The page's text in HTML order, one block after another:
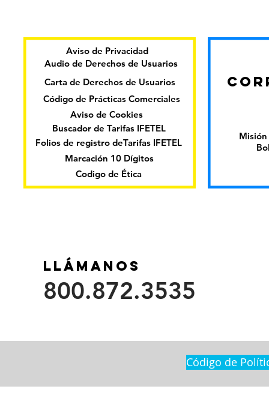
Aviso de Privacidad
Audio de Derechos de Usuarios
Carta de Derechos de Usuarios
Código de Prácticas Comerciales
Aviso de Cookies
Buscador de Tarifas IFETEL
Folios de registro deTarifas IFETEL
Marcación 10 Dígitos
Codigo de Ética
Misión
Llámanos
800.872.3535
Código de